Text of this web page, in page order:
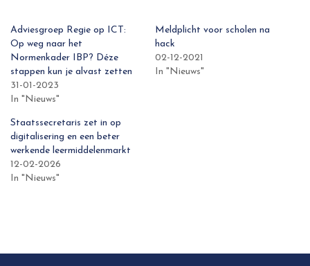
Adviesgroep Regie op ICT:
Op weg naar het
Normenkader IBP? Déze
stappen kun je alvast zetten
31-01-2023
In "Nieuws"
Meldplicht voor scholen na
hack
02-12-2021
In "Nieuws"
Staatssecretaris zet in op
digitalisering en een beter
werkende leermiddelenmarkt
12-02-2026
In "Nieuws"